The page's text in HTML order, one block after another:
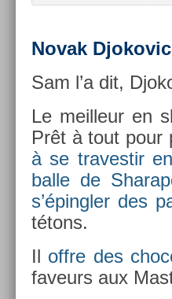
Novak Djokovic
Sam l’a dit,
Le meil­leur en
Prêt à tout pour
à se traves­tir
balle de
s’épingl­er des
tétons.
Il offre des
faveurs aux